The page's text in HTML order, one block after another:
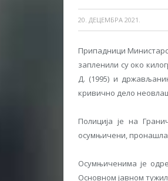
20. ДЕЦЕМБРА 2021.
Припадници
запленили су око
Д. (1995) и
кривично дело
Полиција је на
осумњичени, пронашла
Осумњиченима је
Основном јавном